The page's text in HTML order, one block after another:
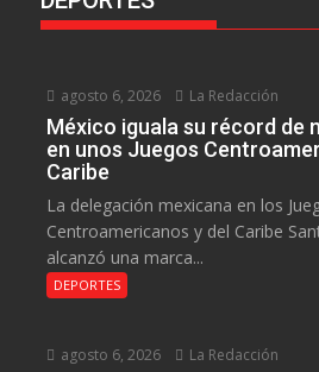
agosto 6, 2026 La Redacción
México iguala su récord de
en unos Juegos
Caribe
La delegación mexicana en los
Centroamericanos y del Caribe
alcanzó una marca...
DEPORTES
agosto 6, 2026 La Redacción